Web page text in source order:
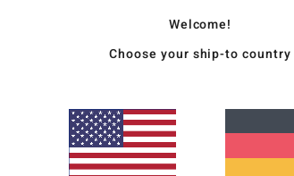
Welcome!
Choose your ship-to country